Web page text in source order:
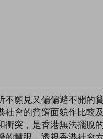
不願見又偏偏避不開的
會的貧窮面貌作比較及
突，是香港無法擺脫的